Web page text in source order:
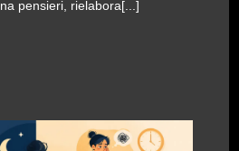
pensieri, rielabora[...]